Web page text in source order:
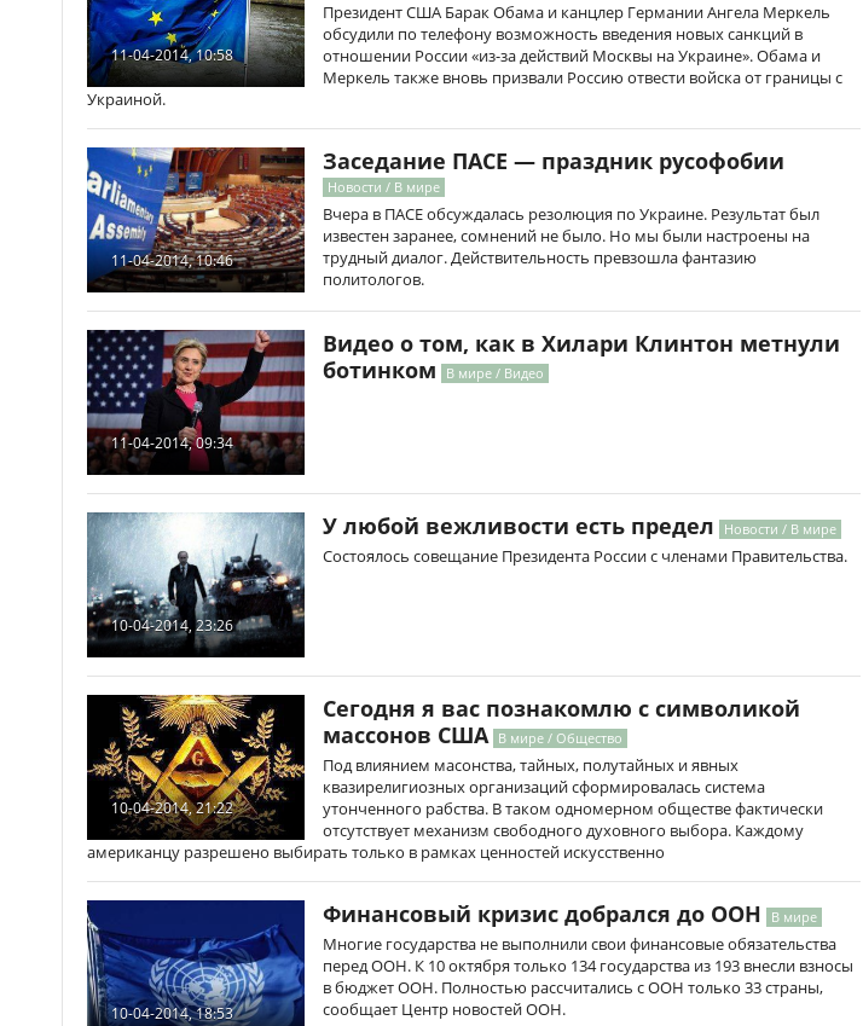
11-04-2014, 10:58
Президент США Барак Обама и канцлер Германии Ангела Меркель
обсудили по телефону возможность введения новых санкций в
отношении России «из-за действий Москвы на Украине». Обама и
Меркель также вновь призвали Россию отвести войска от границы с
Украиной.
11-04-2014, 10:46
Заседание ПАСЕ — праздник русофобии
Новости / В мире
Вчера в ПАСЕ обсуждалась резолюция по Украине. Результат был
известен заранее, сомнений не было. Но мы были настроены на
трудный диалог. Действительность превзошла фантазию
политологов.
11-04-2014, 09:34
Видео о том, как в Хилари Клинтон метнули
ботинком
В мире / Видео
10-04-2014, 23:26
У любой вежливости есть предел Новости / В мире
Состоялось совещание Президента России с членами Правительства.
10-04-2014, 21:22
Сегодня я вас познакомлю с символикой
массонов США В мире / Общество
Под влиянием масонства, тайных, полутайных и явных
квазирелигиозных организаций сформировалась система
утонченного рабства. В таком одномерном обществе фактически
отсутствует механизм свободного духовного выбора. Каждому
американцу разрешено выбирать только в рамках ценностей искусственно
10-04-2014, 18:53
Финансовый кризис добрался до ООН В мире
Многие государства не выполнили свои финансовые обязательства
перед ООН. К 10 октября только 134 государства из 193 внесли взносы
в бюджет ООН. Полностью рассчитались с ООН только 33 страны,
сообщает Центр новостей ООН.